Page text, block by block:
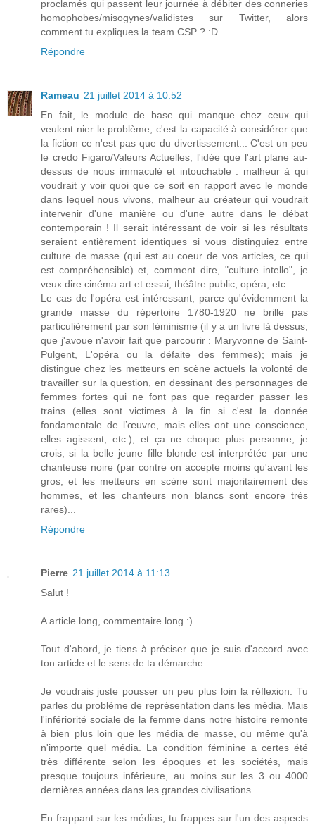
proclamés qui passent leur journée à débiter des conneries
homophobes/misogynes/validistes sur Twitter, alors
comment tu expliques la team CSP ? :D
Répondre
Rameau 21 juillet 2014 à 10:52
En fait, le module de base qui manque chez ceux qui
veulent nier le problème, c'est la capacité à considérer que
la fiction ce n'est pas que du divertissement... C'est un peu
le credo Figaro/Valeurs Actuelles, l'idée que l'art plane au-
dessus de nous immaculé et intouchable : malheur à qui
voudrait y voir quoi que ce soit en rapport avec le monde
dans lequel nous vivons, malheur au créateur qui voudrait
intervenir d'une manière ou d'une autre dans le débat
contemporain ! Il serait intéressant de voir si les résultats
seraient entièrement identiques si vous distinguiez entre
culture de masse (qui est au coeur de vos articles, ce qui
est compréhensible) et, comment dire, "culture intello", je
veux dire cinéma art et essai, théâtre public, opéra, etc.
Le cas de l'opéra est intéressant, parce qu'évidemment la
grande masse du répertoire 1780-1920 ne brille pas
particulièrement par son féminisme (il y a un livre là dessus,
que j'avoue n'avoir fait que parcourir : Maryvonne de Saint-
Pulgent, L'opéra ou la défaite des femmes); mais je
distingue chez les metteurs en scène actuels la volonté de
travailler sur la question, en dessinant des personnages de
femmes fortes qui ne font pas que regarder passer les
trains (elles sont victimes à la fin si c'est la donnée
fondamentale de l’œuvre, mais elles ont une conscience,
elles agissent, etc.); et ça ne choque plus personne, je
crois, si la belle jeune fille blonde est interprétée par une
chanteuse noire (par contre on accepte moins qu'avant les
gros, et les metteurs en scène sont majoritairement des
hommes, et les chanteurs non blancs sont encore très
rares)...
Répondre
Pierre 21 juillet 2014 à 11:13
Salut !
A article long, commentaire long :)
Tout d'abord, je tiens à préciser que je suis d'accord avec
ton article et le sens de ta démarche.
Je voudrais juste pousser un peu plus loin la réflexion. Tu
parles du problème de représentation dans les média. Mais
l'infériorité sociale de la femme dans notre histoire remonte
à bien plus loin que les média de masse, ou même qu'à
n'importe quel média. La condition féminine a certes été
très différente selon les époques et les sociétés, mais
presque toujours inférieure, au moins sur les 3 ou 4000
dernières années dans les grandes civilisations.
En frappant sur les médias, tu frappes sur l'un des aspects